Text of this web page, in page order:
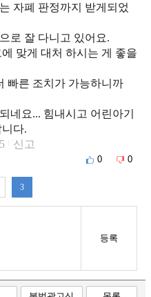
자폐 판정까지 받게되었
로 잘 다니고 있어요.
맞게 대처 하시는 게 좋을
빠른 조치가 가능하니까
네요... 힘내시고 어린아기
다.
신고
0 0
3
등록